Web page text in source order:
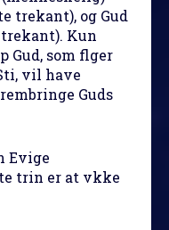
trekant), og Gud
Kun
Gud, som flger
vil have
Guds
Evige
trin er at vkke